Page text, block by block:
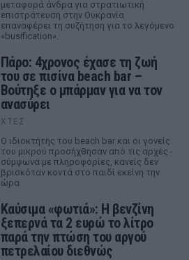
μεταφορά άνδρα για στρατιωτική
επιστράτευση στην Ουκρανία
επαναφέρει τη συζήτηση για το λεγόμενο
«busification».
Πάρο: 4χρονος έχασε τη ζωή
του σε πισίνα beach bar –
Βούτηξε ο μπάρμαν για να τον
ανασύρει
ΧΤΕΣ
Ο ιδιοκτήτης του beach bar και οι γονείς
του μικρού προσήχθησαν από τις αρχές -
σύμφωνα με πληροφορίες, κανείς δεν
βρισκόταν κοντά στο παιδί εκείνη την
ώρα
Καύσιμα «φωτιά»: Η βενζίνη
ξεπερνά τα 2 ευρώ το λίτρο
παρά την πτώση του αργού
πετρελαίου διεθνώς